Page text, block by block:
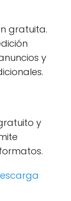
gratuita.
y
y